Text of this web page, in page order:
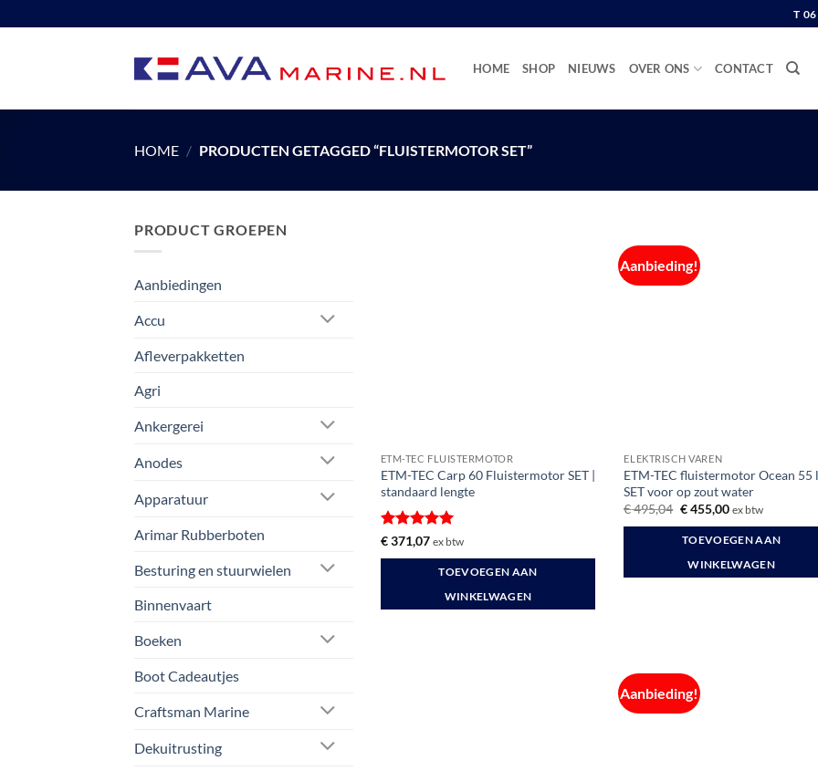
naar
T
HOME SHOP NIEUWS OVER ONS CONTACT
HOME / PRODUCTEN GETAGGED “FLUISTERMOTOR SET”
PRODUCT GROEPEN
Aanbiedingen
Accu
Afleverpakketten
Agri
Ankergerei
Anodes
Apparatuur
Arimar Rubberboten
Besturing en stuurwielen
Binnenvaart
Boeken
Boot Cadeautjes
Craftsman Marine
Dekuitrusting
ETM-TEC FLUISTERMOTOR
ETM-TEC Carp 60 Fluistermotor SET |
standaard lengte
Gewaardeerd
€371,07 ex btw
TOEVOEGEN AAN
WINKELWAGEN
Aanbieding!
ELEKTRISCH VAREN
ETM-TEC fluistermotor Ocean 55
SET voor op zout water
€495,04 Oorspronkelijke
was:
€ 495,04.
€455,00Huidige
is:
€ 455,00.
ex btw
TOEVOEGEN AAN
WINKELWAGEN
Aanbieding!